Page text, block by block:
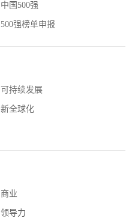
中国500强
500强榜单申报
可持续发展
新全球化
商业
领导力